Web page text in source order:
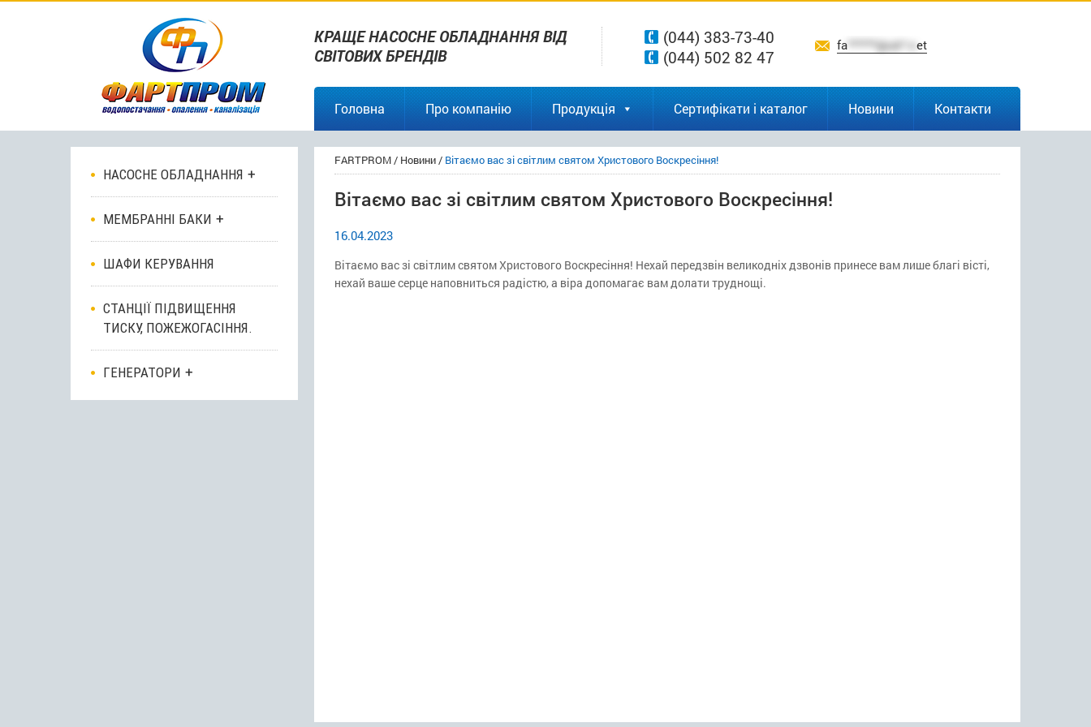
КРАЩЕ НАСОСНЕ ОБЛАДНАННЯ ВІД
СВІТОВИХ БРЕНДІВ
(044) 383-73-40
(044) 502 82 47
fa ******@uk*.n et
Головна Про компанію Продукція Сертифікати і каталог Новини Контакти
НАСОСНЕ ОБЛАДНАННЯ
МЕМБРАННІ БАКИ
ШАФИ КЕРУВАННЯ
СТАНЦІЇ ПІДВИЩЕННЯ
ТИСКУ, ПОЖЕЖОГАСІННЯ.
ГЕНЕРАТОРИ
FARTPROM/ Новини/ Вітаємо вас зі світлим святом Христового Воскресіння!
Вітаємо вас зі світлим святом Христового Воскресіння!
16.04.2023
Вітаємо вас зі світлим святом Христового Воскресіння! Нехай передзвін великодніх дзвонів принесе вам лише благі вісті,
нехай ваше серце наповниться радістю, а віра допомагає вам долати труднощі.